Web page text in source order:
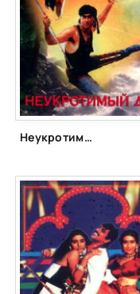
Неукротимый дух (1993)